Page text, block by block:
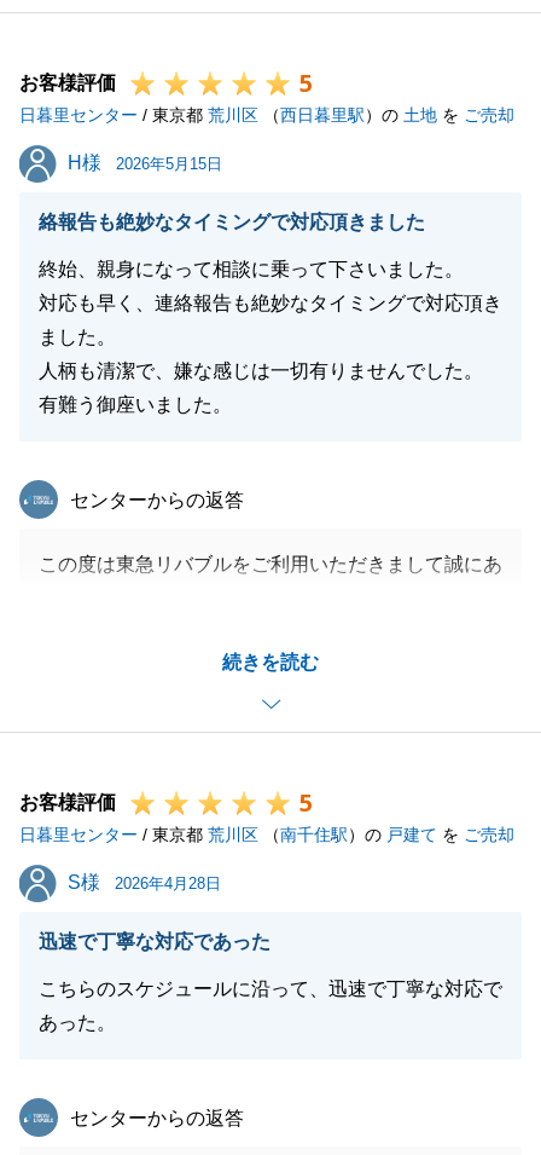
長期間にわたるお住替えだったかと思いますが、素敵
暫く慌ただしい日々だったかともいますが、新天地で
も素敵な新生活をお送りできることを願っておりま
す。
また、お力になれるようなタイミングがございました
らお気軽にお声掛けくださいませ。
閉じる
お客様評価 5
日暮里センター / 東京都 荒川区 （西日暮里駅）の 土地 を ご売却
H様
H様 2026年5月15日
絡報告も絶妙なタイミングで対応頂きました
終始、親身になって相談に乗って下さいました。
対応も早く、連絡報告も絶妙なタイミングで対応頂き
ました。
人柄も清潔で、嫌な感じは一切有りませんでした。
有難う御座いました。
続きを読む
東急リバブル
センターからの返答
この度は東急リバブルをご利用いただきまして誠にあ
かと思いますが、皆様のご協力をいただきましたおか
げでお取引完了までスムーズに行うことができまし
た。
ますが、いつでもお気軽にお声掛けくださいませ。
今後とも、東急リバブルをよろしくお願いいたしま
す。
お客様評価 5
日暮里センター / 東京都 荒川区 （南千住駅）の 戸建て を ご売却
S様
S様 2026年4月28日
迅速で丁寧な対応であった
こちらのスケジュールに沿って、迅速で丁寧な対応で
あった。
東急リバブル
センターからの返答